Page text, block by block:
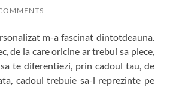
m-a fascinat dintotdeauna.
de la care oricine ar trebui sa plece,
te diferentiezi, prin cadoul tau, de
cadoul trebuie sa-l reprezinte pe